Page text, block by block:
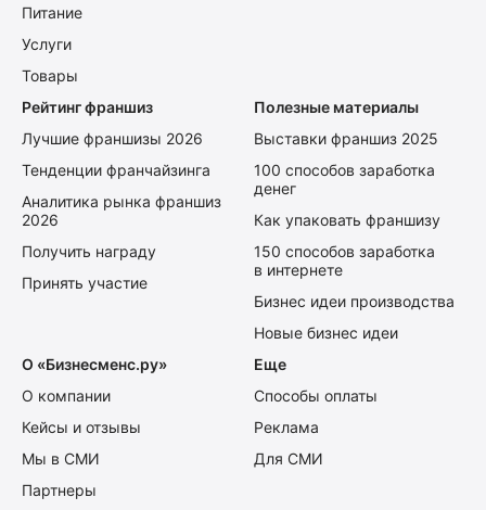
Питание
Услуги
Товары
Рейтинг франшиз
Лучшие франшизы 2026
Тенденции франчайзинга
Аналитика рынка франшиз
2026
Получить награду
Принять участие
Полезные материалы
Выставки франшиз 2025
100 способов заработка
денег
Как упаковать франшизу
150 способов заработка
в интернете
Бизнес идеи производства
Новые бизнес идеи
О «Бизнесменс.ру»
О компании
Кейсы и отзывы
Мы в СМИ
Партнеры
Еще
Способы оплаты
Реклама
Для СМИ